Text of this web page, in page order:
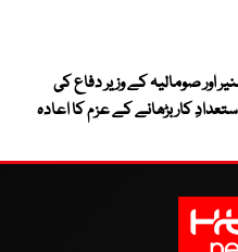
اور صومالیہ کے وزیر دفاع کی
کار بڑھانے کے عزم کا اعادہ